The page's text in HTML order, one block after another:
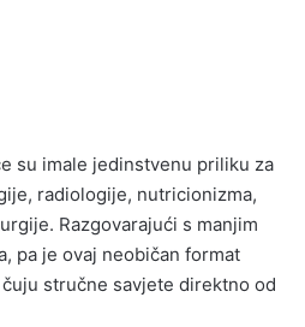
su imale jedinstvenu priliku za
radiologije, nutricionizma,
Razgovarajući s manjim
pa je ovaj neobičan format
stručne savjete direktno od